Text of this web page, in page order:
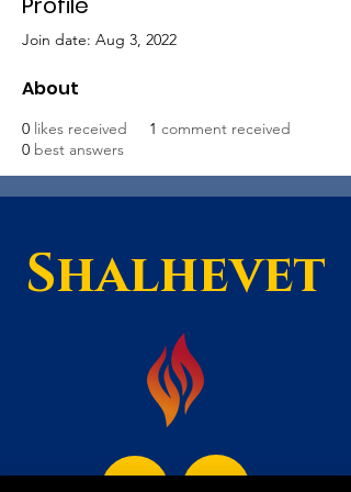
Join date: Aug 3, 2022
About
0 likes received 1 comment received
0 best answers
Shalhevet